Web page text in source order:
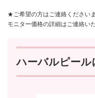
★ご希望の方はご連絡くださいま
モニター価格の詳細はご連絡い
ハーバルピール